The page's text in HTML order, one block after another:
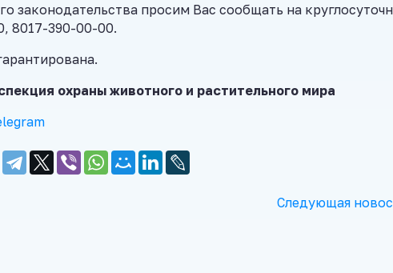
законодательства просим Вас сообщать на
8017-390-00-00.
охраны животного и растительного мира
Следующая